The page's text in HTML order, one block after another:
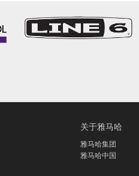
关于雅马哈
雅马哈集团
雅马哈中国